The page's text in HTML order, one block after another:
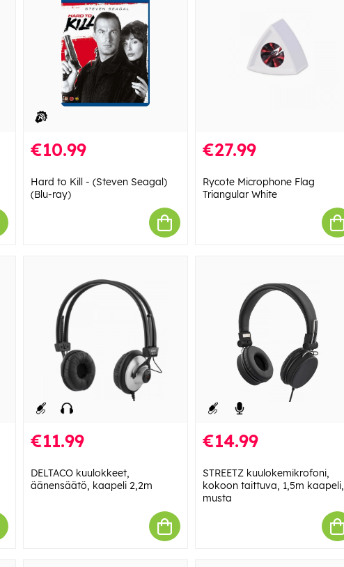
€10.99
Hard to Kill - (Steven Seagal)
(Blu-ray)
€27.99
Rycote Microphone Flag
Triangular White
€11.99
DELTACO kuulokkeet,
äänensäätö, kaapeli 2,2m
€14.99
STREETZ kuulokemikrofoni,
kokoon taittuva, 1,5m kaapeli,
musta